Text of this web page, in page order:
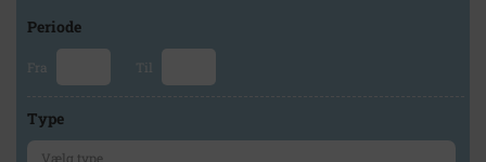
Periode
Fra Til
Type